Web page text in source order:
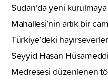
Sudan’da yeni
Mahallesi’nin artık bir
Türkiye’deki
Seyyid Hasan
Medresesi düzenlenen